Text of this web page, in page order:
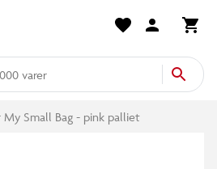
varer
My Small Bag - pink palliet